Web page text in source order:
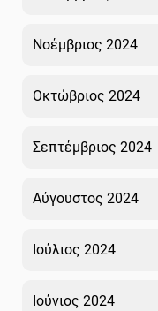
Νοέμβριος 2024
Οκτώβριος 2024
Σεπτέμβριος 2024
Αύγουστος 2024
Ιούλιος 2024
Ιούνιος 2024